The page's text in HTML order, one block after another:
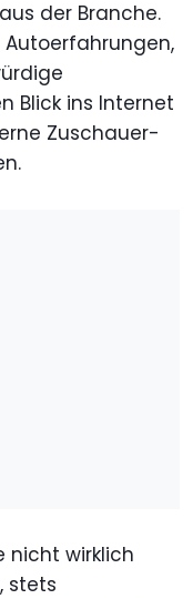
der Branche.
Blick ins Internet
Zuschauer-
nicht wirklich
stets